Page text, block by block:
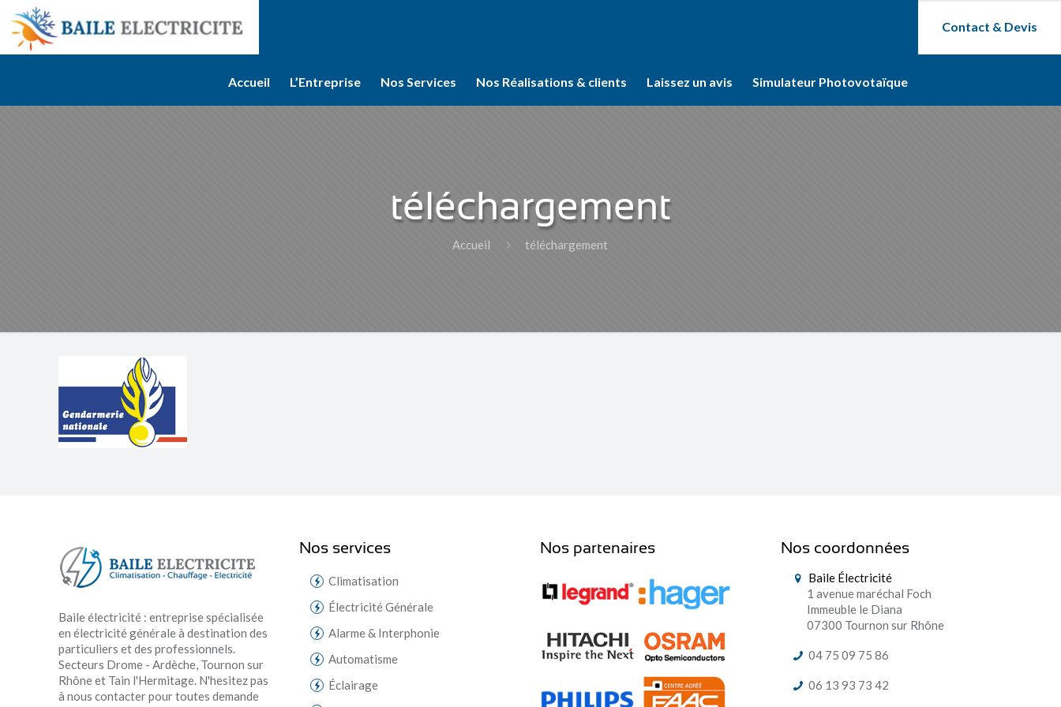
Accueil L’Entreprise Nos Services Nos Réalisations & clients Laissez un avis Simulateur Photovotaïque
Contact & Devis
téléchargement
Accueil téléchargement
Baile électricité : entreprise spécialisée
en électricité générale à destination des
particuliers et des professionnels.
Secteurs Drome - Ardèche, Tournon sur
Rhône et Tain l'Hermitage. N'hesitez pas
à nous contacter pour toutes demande
Nos services
Climatisation
Électricité Générale
Alarme & Interphonie
Automatisme
Éclairage
Nos partenaires Nos coordonnées
Baile Électricité
1 avenue maréchal Foch
Immeuble le Diana
07300 Tournon sur Rhône
04 75 09 75 86
06 13 93 73 42